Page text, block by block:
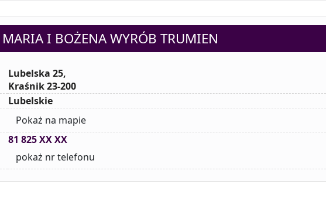
I BOŻENA WYRÓB TRUMIEN
Lubelska 25,
Kraśnik 23-200
Lubelskie
Pokaż na mapie
81 825 XX XX
pokaż nr telefonu